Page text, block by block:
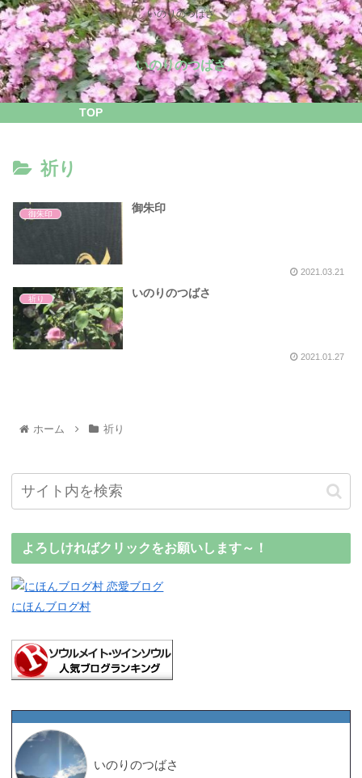
いのりのつばさ
いのりのつばさ
TOP
祈り
御朱印 御朱印
2021.03.21
祈り いのりのつばさ
2021.01.27
ホーム 祈り
よろしければクリックをお願いします～！
にほんブログ村
いのりのつばさ